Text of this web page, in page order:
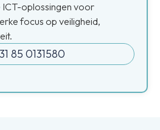
oplossingen voor
focus op veiligheid,
85 0131580